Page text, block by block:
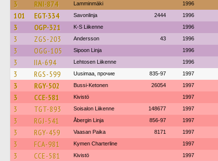
3 RNI-874 Lamminmäki 1996
101 EGT-334 Savonlinja 2444 1996
3 OGP-321 K-S Liikenne 1996
3 ZGS-203 Andersson 43 1996
3 OGG-105 Sipoon Linja 1996
3 IIA-694 Lehtosen Liikenne 1996
3 RGS-599 Uusimaa, прочие 835-97 1997
3 RGY-502 Bussi-Ketonen 26054 1997
3 CCE-581 Kivistö 1997
3 TGT-893 Soisalon Liikenne 148677 1997
3 RGJ-541 Åbergin Linja 856-97 1997
3 RGY-459 Vaasan Paika 8171 1997
3 FCA-981 Kymen Charterline 1997
3 CCE-581 Kivistö 1997